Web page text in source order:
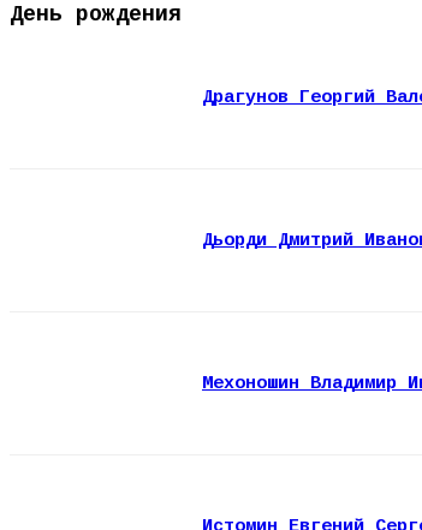
День рождения
Драгунов Георгий
Дьорди Дмитрий
Мехоношин Владимир